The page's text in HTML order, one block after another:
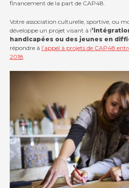
Contact
Viva for Life
financement de la part de CAP48.
Votre association culturelle, sportive, ou
développe un projet visant à l
handicapées ou des jeunes en
répondre à l’appel à projets de CAP48
2018.